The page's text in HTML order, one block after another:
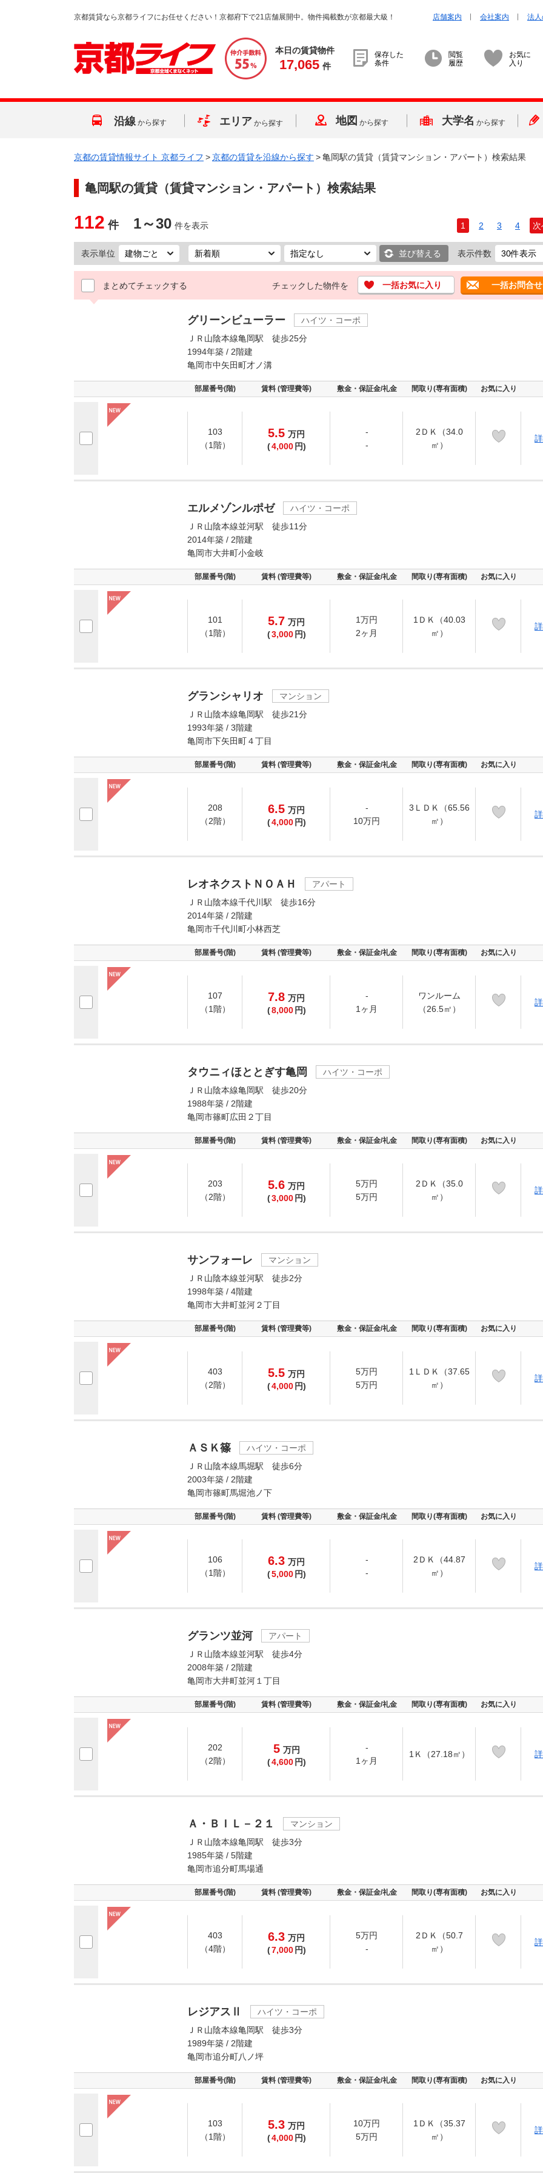
京都賃貸なら京都ライフにお任せください！京都府下で21店舗展開中。物件掲載数が京都最大級！ 店舗案内 会社案内 法
本日の賃貸物件
17,065 件
保存した
条件
閲覧
履歴
お気に
入り
沿線 から探す エリア から探す 地図 から探す 大学名 から探す
京都の賃貸情報サイト 京都ライフ >京都の賃貸を沿線から探す >亀岡駅の賃貸（賃貸マンション・アパート）検索結果
亀岡駅の賃貸（賃貸マンション・アパート）検索結果
112 件 1～30 件を表示 1 2 3 4
表示単位 並び替える 表示件数
まとめてチェックする チェックした物件を 一括お気に入り 一括お問合せ
グリーンビューラー
ハイツ・コーポ
ＪＲ山陰本線亀岡駅 徒歩25分
1994年築 / 2階建
亀岡市中矢田町才ノ溝
部屋番号(階) 賃料 (管理費等) 敷金・保証金/礼金 間取り(専有面積) お気に入り
103
（1階）
5.5 万円
(4,000 円)
-
-
2ＤＫ（34.0
㎡）
エルメゾンルポゼ
ハイツ・コーポ
ＪＲ山陰本線並河駅 徒歩11分
2014年築 / 2階建
亀岡市大井町小金岐
部屋番号(階) 賃料 (管理費等) 敷金・保証金/礼金 間取り(専有面積) お気に入り
101
（1階）
5.7 万円
(3,000 円)
1万円
2ヶ月
1ＤＫ（40.03
㎡）
グランシャリオ
マンション
ＪＲ山陰本線亀岡駅 徒歩21分
1993年築 / 3階建
亀岡市下矢田町４丁目
部屋番号(階) 賃料 (管理費等) 敷金・保証金/礼金 間取り(専有面積) お気に入り
208
（2階）
6.5 万円
(4,000 円)
-
10万円
3ＬＤＫ（65.56
㎡）
レオネクストＮＯＡＨ
アパート
ＪＲ山陰本線千代川駅 徒歩16分
2014年築 / 2階建
亀岡市千代川町小林西芝
部屋番号(階) 賃料 (管理費等) 敷金・保証金/礼金 間取り(専有面積) お気に入り
107
（1階）
7.8 万円
(8,000 円)
-
1ヶ月
ワンルーム
（26.5㎡）
タウニィほととぎす亀岡
ハイツ・コーポ
ＪＲ山陰本線亀岡駅 徒歩20分
1988年築 / 2階建
亀岡市篠町広田２丁目
部屋番号(階) 賃料 (管理費等) 敷金・保証金/礼金 間取り(専有面積) お気に入り
203
（2階）
5.6 万円
(3,000 円)
5万円
5万円
2ＤＫ（35.0
㎡）
サンフォーレ
マンション
ＪＲ山陰本線並河駅 徒歩2分
1998年築 / 4階建
亀岡市大井町並河２丁目
部屋番号(階) 賃料 (管理費等) 敷金・保証金/礼金 間取り(専有面積) お気に入り
403
（2階）
5.5 万円
(4,000 円)
5万円
5万円
1ＬＤＫ（37.65
㎡）
ＡＳＫ篠
ハイツ・コーポ
ＪＲ山陰本線馬堀駅 徒歩6分
2003年築 / 2階建
亀岡市篠町馬堀池ノ下
部屋番号(階) 賃料 (管理費等) 敷金・保証金/礼金 間取り(専有面積) お気に入り
106
（1階）
6.3 万円
(5,000 円)
-
-
2ＤＫ（44.87
㎡）
グランツ並河
アパート
ＪＲ山陰本線並河駅 徒歩4分
2008年築 / 2階建
亀岡市大井町並河１丁目
部屋番号(階) 賃料 (管理費等) 敷金・保証金/礼金 間取り(専有面積) お気に入り
202
（2階）
5 万円
(4,600 円)
-
1ヶ月
1Ｋ（27.18㎡）
Ａ・ＢＩＬ－２１
マンション
ＪＲ山陰本線亀岡駅 徒歩3分
1985年築 / 5階建
亀岡市追分町馬場通
部屋番号(階) 賃料 (管理費等) 敷金・保証金/礼金 間取り(専有面積) お気に入り
403
（4階）
6.3 万円
(7,000 円)
5万円
-
2ＤＫ（50.7
㎡）
レジアスⅡ
ハイツ・コーポ
ＪＲ山陰本線亀岡駅 徒歩3分
1989年築 / 2階建
亀岡市追分町八ノ坪
部屋番号(階) 賃料 (管理費等) 敷金・保証金/礼金 間取り(専有面積) お気に入り
103
（1階）
5.3 万円
(4,000 円)
10万円
5万円
1ＤＫ（35.37
㎡）